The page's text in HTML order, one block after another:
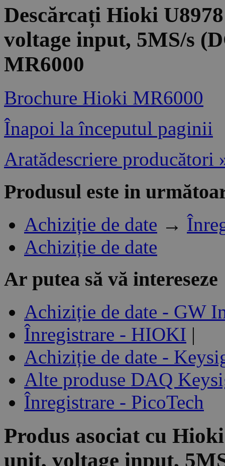
Descărcați Hioki
voltage input, 5MS/s
MR6000
Brochure Hioki MR6000
Înapoi la începutul paginii
Aratădescriere producători
Produsul este in
Achiziție de date →
Achiziție de date
Ar putea să vă intereseze
Achiziție de date - GW
Înregistrare - HIOKI |
Achiziție de date -
Alte produse DAQ
Înregistrare - PicoTech
Produs asociat cu Hioki
unit, voltage input,